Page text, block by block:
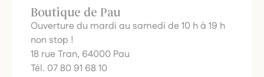
Boutique de Pau
Ouverture du mardi au samedi de 10 h à 19 h
non stop !
18 rue Tran, 64000 Pau
Tél. 07 80 91 68 10